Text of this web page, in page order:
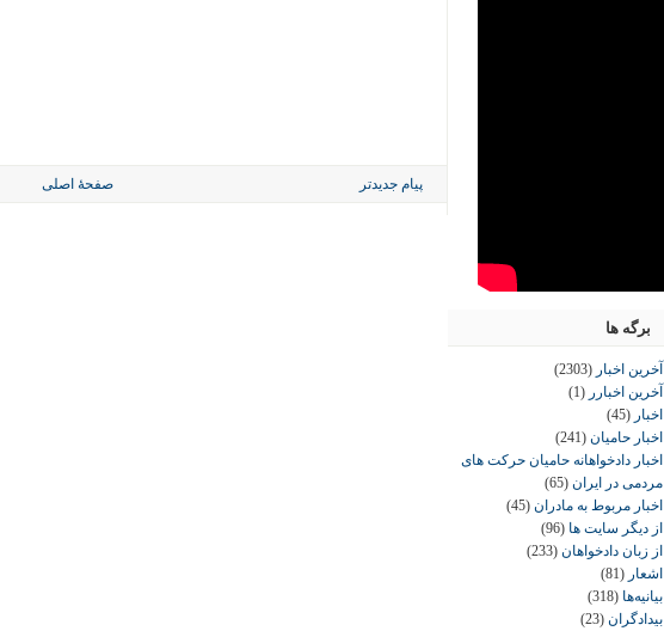
پیام جدیدتر صفحهٔ اصلی
برگه ها
آخرین اخبار (2303)
آخرین اخبارر (1)
اخبار (45)
اخبار حامیان (241)
اخبار دادخواهانه حامیان حرکت های
مردمی در ایران (65)
اخبار مربوط به مادران (45)
از دیگر سایت ها (96)
از زبان دادخواهان (233)
اشعار (81)
بیانیه‌ها (318)
بیدادگران (23)